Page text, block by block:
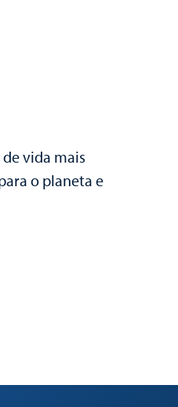
vida mais
o planeta e